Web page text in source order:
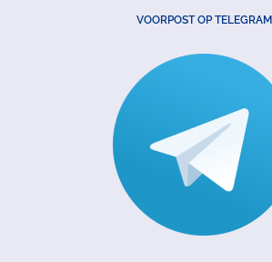
VOORPOST OP TELEGRAM